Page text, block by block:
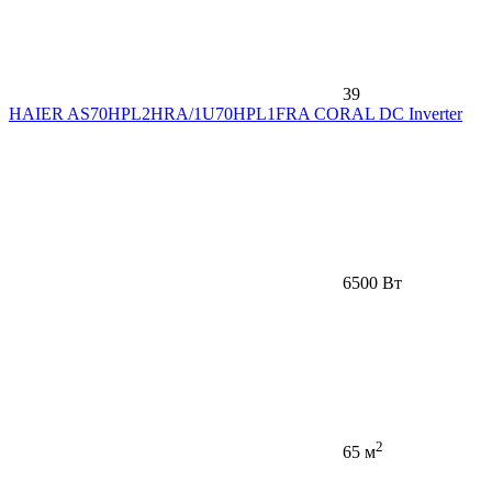
39
HAIER AS70HPL2HRA/1U70HPL1FRA CORAL DC Inverter
6500 Вт
65 м2